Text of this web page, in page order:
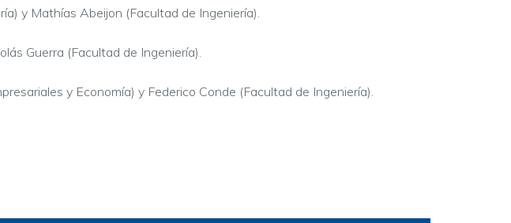
y Mathías Abeijon (Facultad de Ingeniería).
Guerra (Facultad de Ingeniería).
y Economía) y Federico Conde (Facultad de Ingeniería).